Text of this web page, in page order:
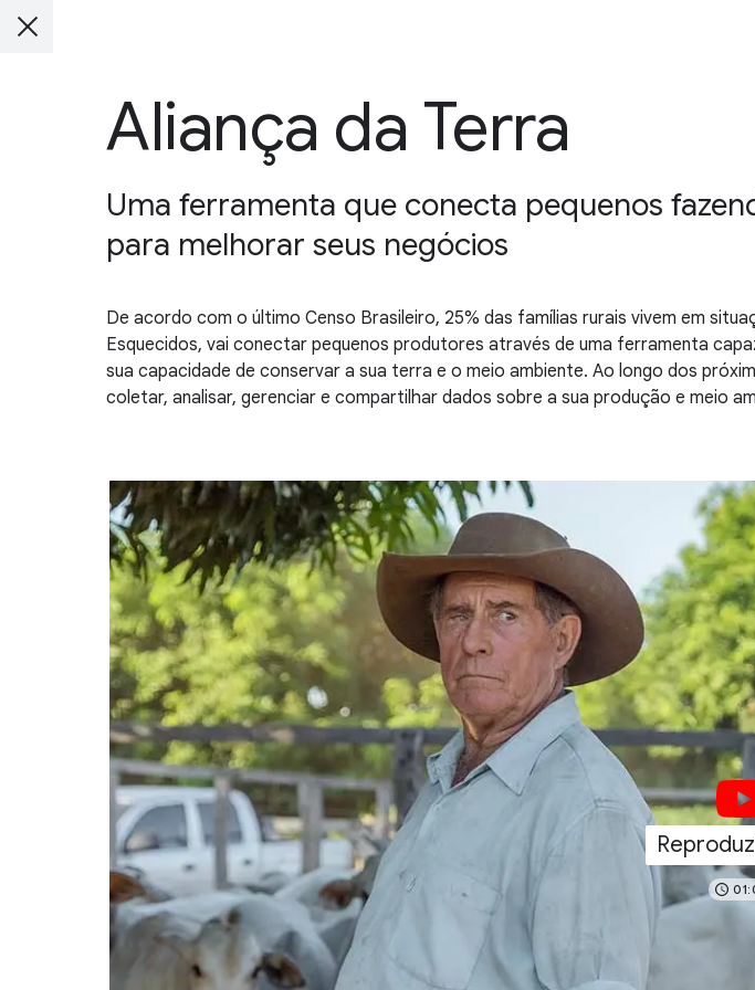
Aliança da Terra
Uma ferramenta que conecta pequenos
para melhorar seus negócios
De acordo com o último Censo Brasileiro, 25% das famílias rurais vivem em
Esquecidos, vai conectar pequenos produtores através de uma ferramenta
sua capacidade de conservar a sua terra e o meio ambiente. Ao longo dos
coletar, analisar, gerenciar e compartilhar dados sobre a sua produção e meio